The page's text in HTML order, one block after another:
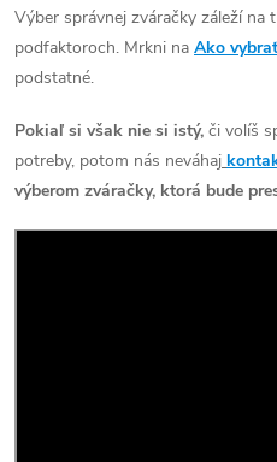
Výber správnej zváračky záleží na
podfaktoroch. Mrkni na Ako
podstatné.
Pokiaľ si však nie si istý, či volíš
potreby, potom nás neváhaj
výberom zváračky, ktorá bude